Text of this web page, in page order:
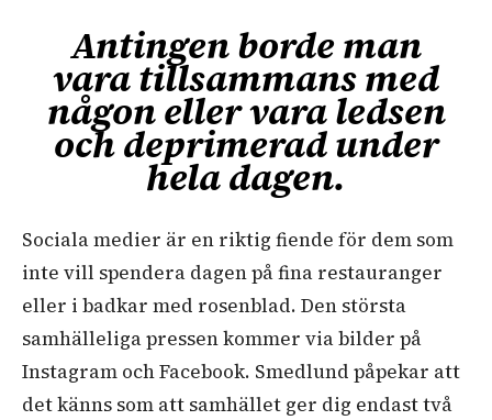
Antingen borde man
vara tillsammans med
någon eller vara ledsen
och deprimerad under
hela dagen.
Sociala medier är en riktig fiende för dem som
inte vill spendera dagen på fina restauranger
eller i badkar med rosenblad. Den största
samhälleliga pressen kommer via bilder på
Instagram och Facebook. Smedlund påpekar att
det känns som att samhället ger dig endast två